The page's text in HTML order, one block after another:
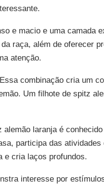
e macio e uma camada
raça, além de oferecer
atenção.
combinação cria um
Um filhote de spitz
laranja é
participa das
e cria laços profundos.
interesse por